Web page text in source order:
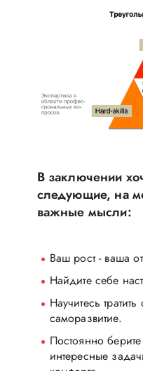
В заключении
следующие, на
важные мысли:
Ваш рост - ваша
Найдите себе
Научитесь
саморазвитие.
Постоянно
интересные